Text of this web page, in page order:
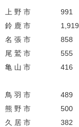
上 野 市 991
鈴 鹿 市
1,919
名 張 市
858
尾 鷲 市
555
亀 山 市
416
鳥 羽 市 489
熊 野 市
500
久 居 市
382